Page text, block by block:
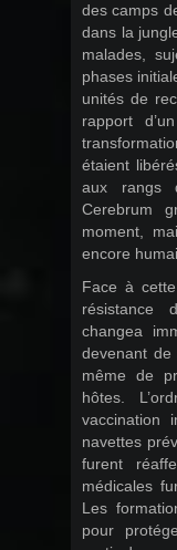
des camps
dans la
malades,
phases
unités de
rapport
étaient
aux rangs
Cerebrum
moment,
encore
Face à
résistance
changea
devenant
même de
hôtes.
vaccination
navettes
furent
médicales
Les
pour